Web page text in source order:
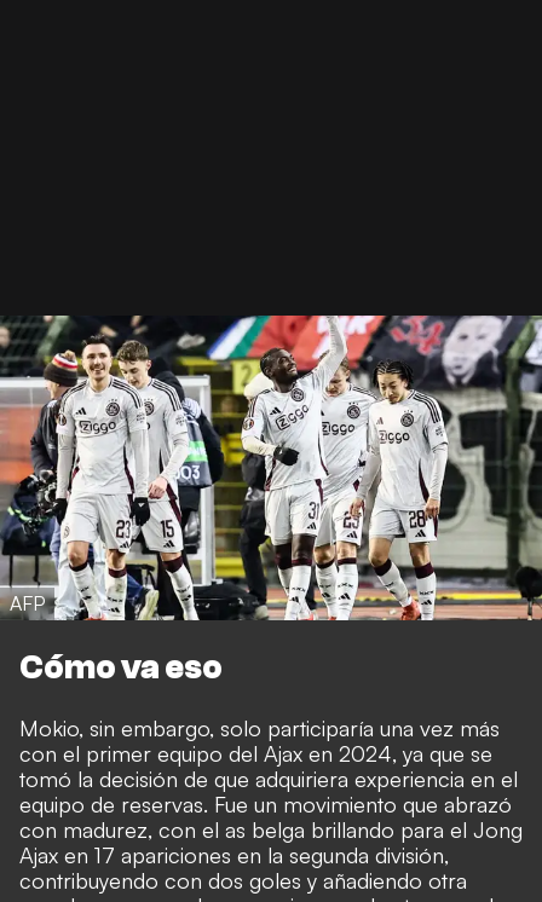
AFP
Cómo va eso
Mokio, sin embargo, solo participaría una vez más
con el primer equipo del Ajax en 2024, ya que se
tomó la decisión de que adquiriera experiencia en el
equipo de reservas. Fue un movimiento que abrazó
con madurez, con el as belga brillando para el Jong
Ajax en 17 apariciones en la segunda división,
contribuyendo con dos goles y añadiendo otra